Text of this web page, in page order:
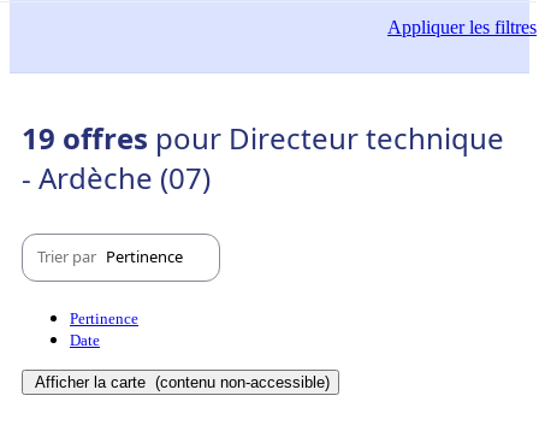
Appliquerles filtres
19 offres pour Directeur technique
- Ardèche (07)
Trier par Pertinence
Pertinence
Date
Afficher la carte (contenu non-accessible)